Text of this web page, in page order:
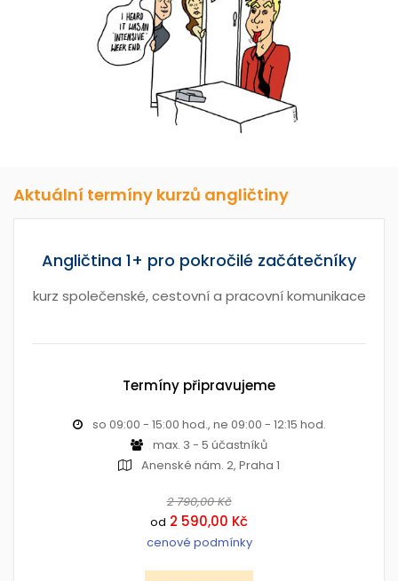
Aktuální termíny kurzů angličtiny
Angličtina 1+ pro pokročilé začátečníky
kurz společenské, cestovní a pracovní komunikace
Termíny připravujeme
so 09:00 - 15:00 hod., ne 09:00 - 12:15 hod.
max. 3 - 5 účastníků
Anenské nám. 2, Praha 1
2 790,00 Kč
od 2 590,00 Kč
cenové podmínky